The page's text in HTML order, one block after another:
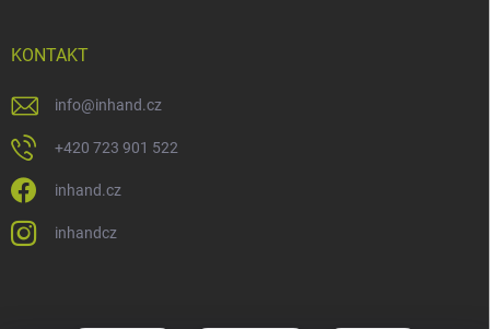
KONTAKT
info@inhand.cz
+420 723 901 522
inhand.cz
inhandcz